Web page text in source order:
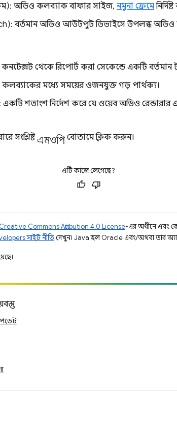
অডিও কলব্যাক বাফার সাইজ, নমুনা ফ্রেমে
বর্তমান অডিও আউটপুট ডিভাইসে উপলব্ধ অডিও
থেকে রিপোর্ট করা সেকেন্ডে একটি বর্তমান
মধ্যে সময়ের ওজনযুক্ত গড় পার্থক্য।
শতাংশ নির্দেশ করে যে ওয়েব অডিও রেন্ডারার
সংশ্লিষ্টএমওপি বোতামে ক্লিক করুন।
এটি কাজে লেগেছে?
Creative Commons Attribution 4.0 License-এর অধীনে এবং
সাইট নীতিদেখুন। Java হল Oracle এবং/অথবা তার